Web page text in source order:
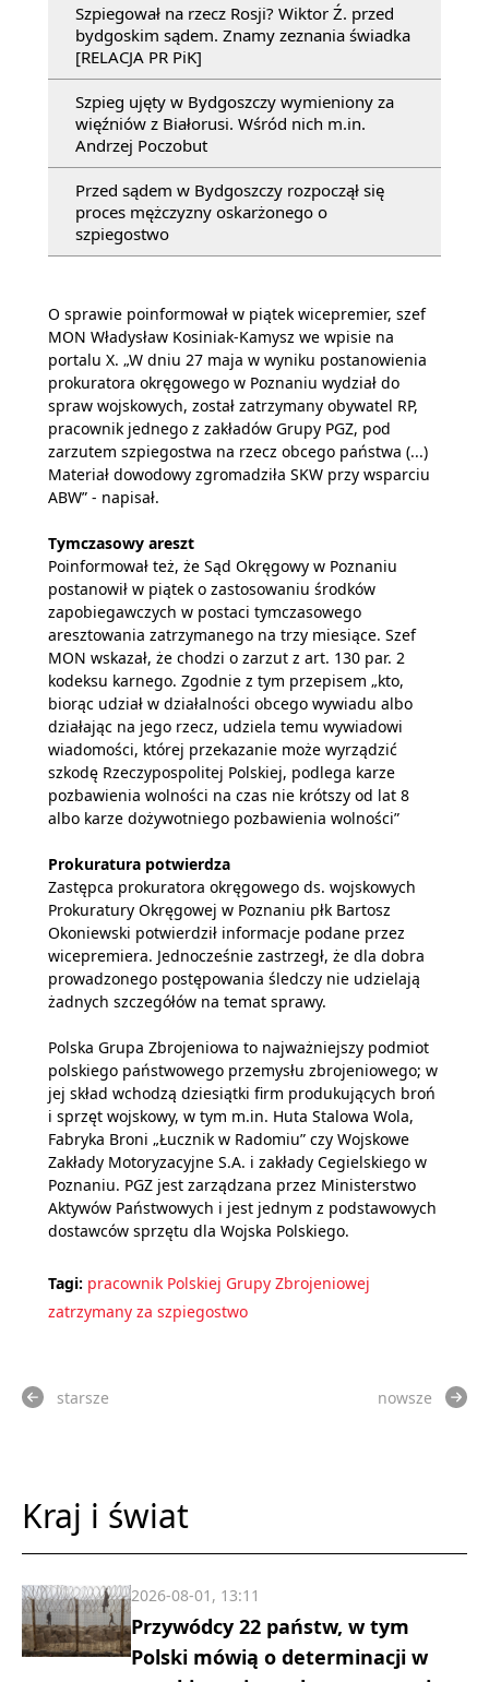
Szpiegował na rzecz Rosji? Wiktor Ź. przed
bydgoskim sądem. Znamy zeznania świadka
[RELACJA PR PiK]
Szpieg ujęty w Bydgoszczy wymieniony za
więźniów z Białorusi. Wśród nich m.in.
Andrzej Poczobut
Przed sądem w Bydgoszczy rozpoczął się
proces mężczyzny oskarżonego o
szpiegostwo
O sprawie poinformował w piątek wicepremier, szef
MON Władysław Kosiniak-Kamysz we wpisie na
portalu X. „W dniu 27 maja w wyniku postanowienia
prokuratora okręgowego w Poznaniu wydział do
spraw wojskowych, został zatrzymany obywatel RP,
pracownik jednego z zakładów Grupy PGZ, pod
zarzutem szpiegostwa na rzecz obcego państwa (...)
Materiał dowodowy zgromadziła SKW przy wsparciu
ABW” - napisał.
Tymczasowy areszt
Poinformował też, że Sąd Okręgowy w Poznaniu
postanowił w piątek o zastosowaniu środków
zapobiegawczych w postaci tymczasowego
aresztowania zatrzymanego na trzy miesiące. Szef
MON wskazał, że chodzi o zarzut z art. 130 par. 2
kodeksu karnego. Zgodnie z tym przepisem „kto,
biorąc udział w działalności obcego wywiadu albo
działając na jego rzecz, udziela temu wywiadowi
wiadomości, której przekazanie może wyrządzić
szkodę Rzeczypospolitej Polskiej, podlega karze
pozbawienia wolności na czas nie krótszy od lat 8
albo karze dożywotniego pozbawienia wolności”
Prokuratura potwierdza
Zastępca prokuratora okręgowego ds. wojskowych
Prokuratury Okręgowej w Poznaniu płk Bartosz
Okoniewski potwierdził informacje podane przez
wicepremiera. Jednocześnie zastrzegł, że dla dobra
prowadzonego postępowania śledczy nie udzielają
żadnych szczegółów na temat sprawy.
Polska Grupa Zbrojeniowa to najważniejszy podmiot
polskiego państwowego przemysłu zbrojeniowego; w
jej skład wchodzą dziesiątki firm produkujących broń
i sprzęt wojskowy, w tym m.in. Huta Stalowa Wola,
Fabryka Broni „Łucznik w Radomiu” czy Wojskowe
Zakłady Motoryzacyjne S.A. i zakłady Cegielskiego w
Poznaniu. PGZ jest zarządzana przez Ministerstwo
Aktywów Państwowych i jest jednym z podstawowych
dostawców sprzętu dla Wojska Polskiego.
Tagi: pracownik Polskiej Grupy Zbrojeniowej
zatrzymany za szpiegostwo
starsze nowsze
Kraj i świat
Przywódcy 22 państw, w tym
Polski mówią o determinacji w
2026-08-01, 13:11